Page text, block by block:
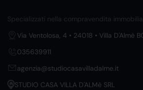
Specializzati nella compravendita
Via Ventolosa, 4 • 24018 • Villa D'Almè
035639911
agenzia@studiocasavilladalme.it
STUDIO CASA VILLA D'ALMè SRL